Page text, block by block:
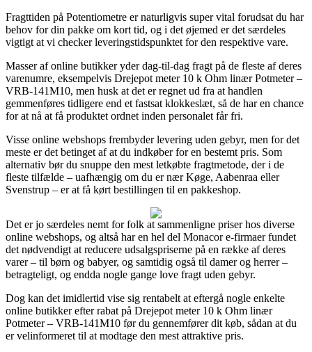
Fragttiden på Potentiometre er naturligvis super vital forudsat du har
behov for din pakke om kort tid, og i det øjemed er det særdeles
vigtigt at vi checker leveringstidspunktet for den respektive vare.
Masser af online butikker yder dag-til-dag fragt på de fleste af deres
varenumre, eksempelvis Drejepot meter 10 k Ohm linær Potmeter –
VRB-141M10, men husk at det er regnet ud fra at handlen
gemmenføres tidligere end et fastsat klokkeslæt, så de har en chance
for at nå at få produktet ordnet inden personalet får fri.
Visse online webshops frembyder levering uden gebyr, men for det
meste er det betinget af at du indkøber for en bestemt pris. Som
alternativ bør du snuppe den mest letkøbte fragtmetode, der i de
fleste tilfælde – uafhængig om du er nær Køge, Aabenraa eller
Svenstrup – er at få kørt bestillingen til en pakkeshop.
Det er jo særdeles nemt for folk at sammenligne priser hos diverse
online webshops, og altså har en hel del Monacor e-firmaer fundet
det nødvendigt at reducere udsalgspriserne på en række af deres
varer – til børn og babyer, og samtidig også til damer og herrer –
betragteligt, og endda nogle gange love fragt uden gebyr.
Dog kan det imidlertid vise sig rentabelt at eftergå nogle enkelte
online butikker efter rabat på Drejepot meter 10 k Ohm linær
Potmeter – VRB-141M10 før du gennemfører dit køb, sådan at du
er velinformeret til at modtage den mest attraktive pris.